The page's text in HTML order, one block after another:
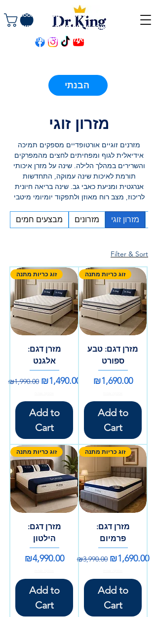
ניילון! אין שום סיכון! 4.8/5
מאות ביקורות
טובות גם בגוגל וגם בפייסבוק!
באתר זה נעשה שימוש בקובצי Cookies
(עוגיות) לצורך שיפור חווית המשתמש,
ניתוח תנועה, התאמת תכנים ומודעות
הבנתי
מזרון זוגי
מזרנים זוגיים אורטופדיים מספקים תמיכה
אידיאלית לגוף ומפחיתים לחצים מהמפרקים
והשרירים במהלך הלילה. שינה על מזרן איכותי
תורמת לאיכות שינה עמוקה, התחדשות
אנרגטית ומניעת כאבי גב. שינה בריאה חיונית
לריכוז, מצב רוח מאוזן ולתפקוד יומיומי מיטבי
מבצעים חמים מזרונים מזרון זוגי
Filter & Sort
זוג כריות מתנה
מזרן דגם:
אלגנט
Regular Price
₪1,990.00 Sale Price
₪1,490.00
Add to
Cart
זוג כריות מתנה
מזרן דגם: טבע
ספורט
Price
₪1,690.00
Add to
Cart
זוג כריות מתנה
מזרן דגם:
הילטון
Price
₪4,990.00
Add to
Cart
זוג כריות מתנה
מזרן דגם:
פרמיום
Regular Price
₪3,990.00 Sale Price
₪1,690.00
Add to
Cart